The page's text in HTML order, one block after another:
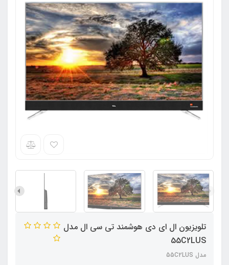
تلویزیون ال ای دی هوشمند تی سی ال مدل
55C2LUS
مدل 55C2LUS